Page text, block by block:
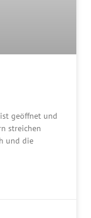
geöffnet und
streichen
und die